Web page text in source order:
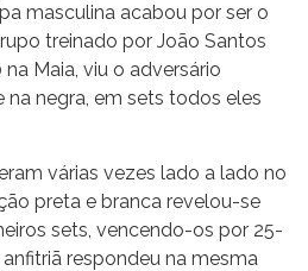
masculina acabou por ser o
treinado por João Santos
Maia, viu o adversário
negra, em sets todos eles
várias vezes lado a lado no
preta e branca revelou-se
sets, vencendo-os por 25-
respondeu na mesma